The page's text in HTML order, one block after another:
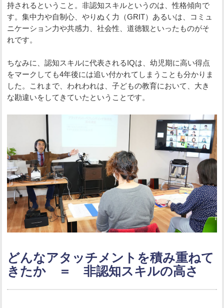
持されるということ。非認知スキルというのは、性格傾向で
す。集中力や自制心、やりぬく力（GRIT）あるいは、コミュ
ニケーション力や共感力、社会性、道徳観といったものがそ
れです。
ちなみに、認知スキルに代表されるIQは、幼児期に高い得点
をマークしても4年後には追い付かれてしまうことも分かりま
した。これまで、われわれは、子どもの教育において、大き
な勘違いをしてきていたということです。
どんなアタッチメントを積み重ねて
きたか ＝ 非認知スキルの高さ